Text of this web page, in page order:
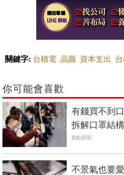
關鍵字: 台積電 晶圓 資本支出
你可能會喜歡
有錢買不到
拆解口罩結
天換！
觀點新聞
不景氣也要